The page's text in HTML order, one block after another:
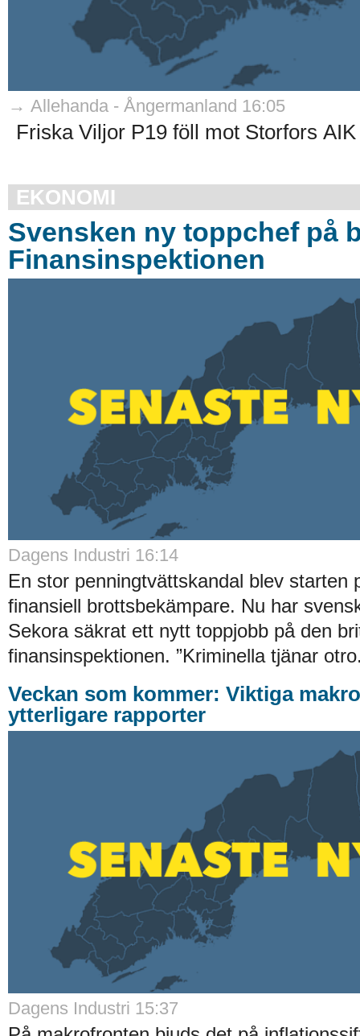
→ Allehanda - Ångermanland 16:05
Friska Viljor P19 föll mot Storfors
EKONOMI
Svensken ny toppchef på
Finansinspektionen
Dagens Industri 16:14
En stor penningtvättskandal blev starten
finansiell brottsbekämpare. Nu har
Sekora säkrat ett nytt toppjobb på den
finansinspektionen. ”Kriminella tjänar
Veckan som kommer: Viktiga
ytterligare rapporter
Dagens Industri 15:37